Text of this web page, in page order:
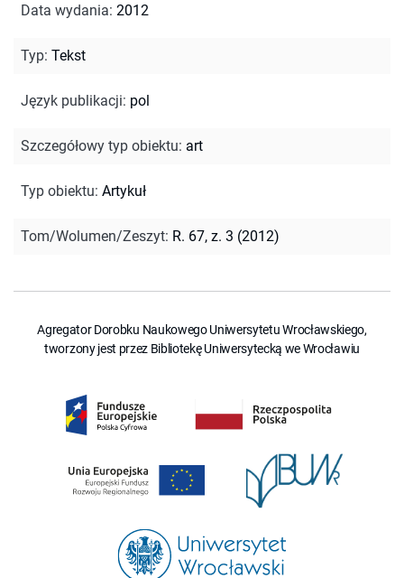
Data wydania: 2012
Typ: Tekst
Język publikacji: pol
Szczegółowy typ obiektu: art
Typ obiektu: Artykuł
Tom/Wolumen/Zeszyt: R. 67, z. 3 (2012)
Agregator Dorobku Naukowego Uniwersytetu Wrocławskiego,
tworzony jest przez Bibliotekę Uniwersytecką we Wrocławiu